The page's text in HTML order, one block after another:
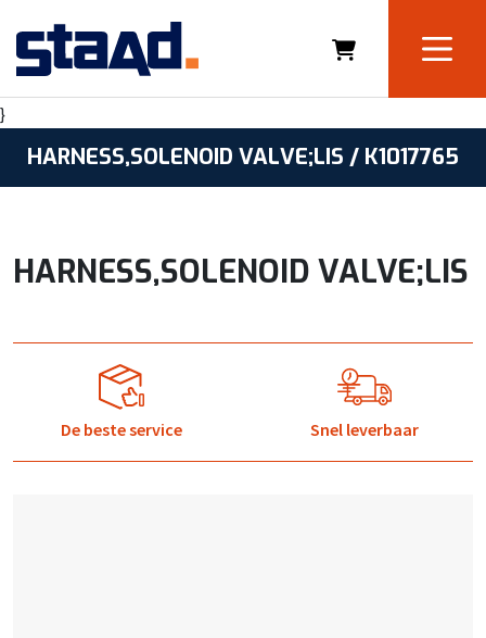
}
HARNESS,SOLENOID VALVE;LIS / K1017765
HARNESS,SOLENOID VALVE;LIS
De beste service Snel leverbaar